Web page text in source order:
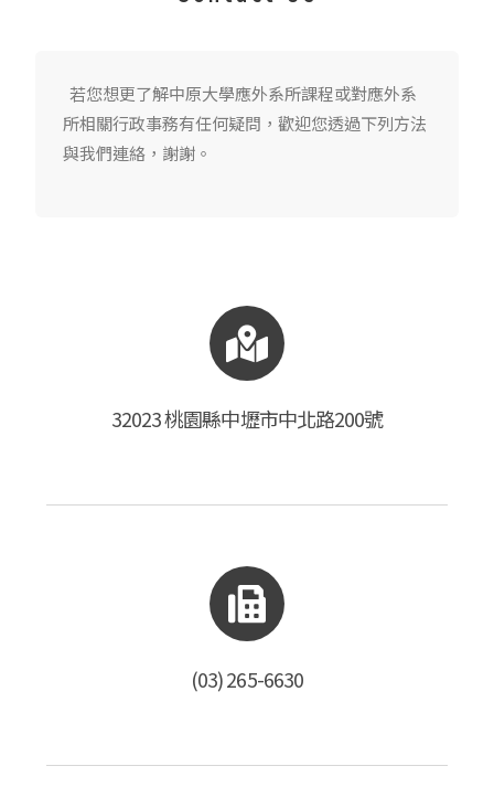
若您想更了解中原大學應外系所課程或對應外系
所相關行政事務有任何疑問，歡迎您透過下列方法
與我們連絡，謝謝。
32023 桃園縣中壢市中北路200號
(03) 265-6630